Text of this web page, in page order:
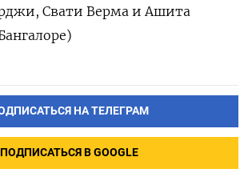
Свати Верма и Ашита
НА ТЕЛЕГРАМ
ПОДПИСАТЬСЯ В GOOGLE